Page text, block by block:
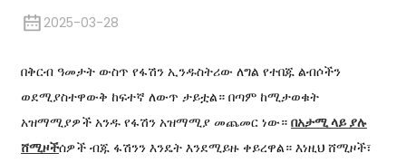
2025-03-28
በቅርብ ዓመታት ውስጥ የፋሽን ኢንዱስትሪው ለግል የተበጁ ልብሶችን
ወደሚያስተዋውቅ ከፍተኛ ለውጥ ታይቷል። በጣም ከሚታወቁት
አዝማሚያዎች አንዱ የፋሽን አዝማሚያ መጨመር ነው። በአታሚ ላይ ያሉ
ሸሚዞችሰዎች ብጁ ፋሽንን እንዴት እንደሚይዙ ቀይረዋል። እነዚህ ሸሚዞች፣